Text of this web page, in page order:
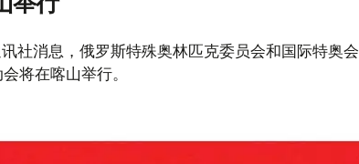
消息，俄罗斯特殊奥林匹克委员会和国际特奥会
将在喀山举行。